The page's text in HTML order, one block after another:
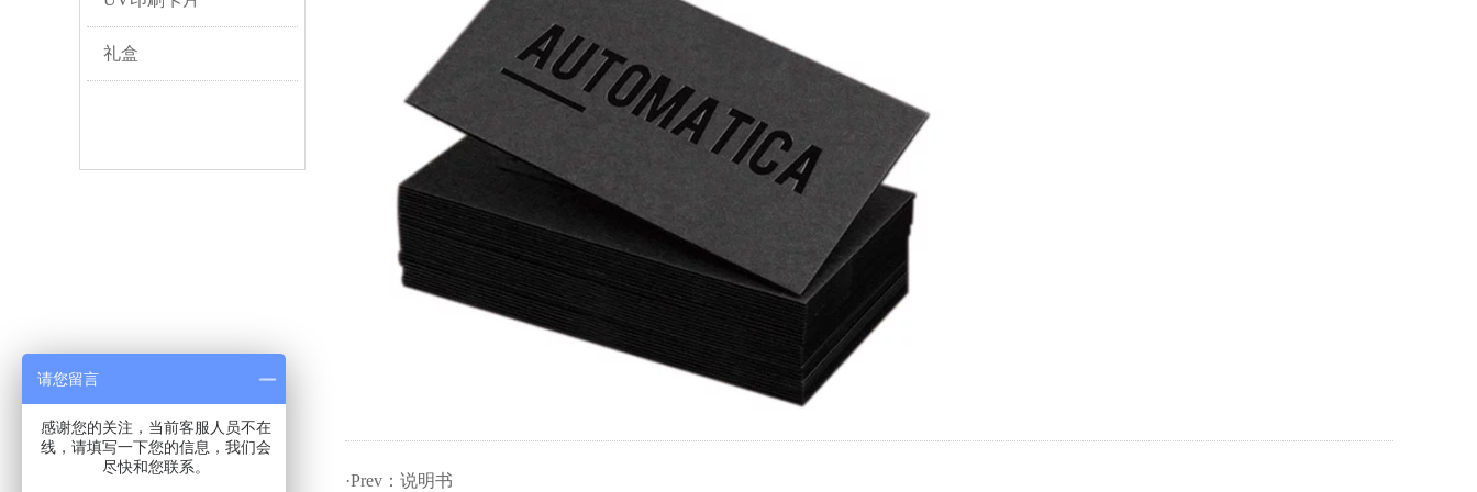
礼盒
·Prev： 说明书
请您留言
感谢您的关注，当前客服人员不在
线，请填写一下您的信息，我们会
尽快和您联系。